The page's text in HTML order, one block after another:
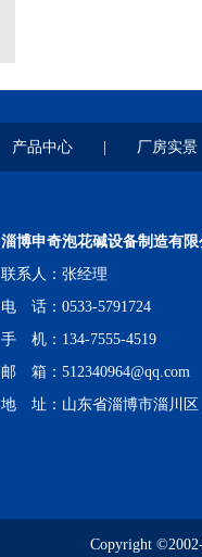
产品中心 厂房实景
淄博申奇泡花碱设备制造有限
联系人：张经理
电 话：0533-5791724
手 机：134-7555-4519
邮 箱：512340964@qq.com
地 址：山东省淄博市淄川区
Copyright